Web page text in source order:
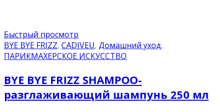
Быстрый просмотр
BYE BYE FRIZZ, CADIVEU, Домашний уход,
ПАРИКМАХЕРСКОЕ ИСКУССТВО
BYE BYE FRIZZ SHAMPOO-
разглаживающий шампунь 250 мл